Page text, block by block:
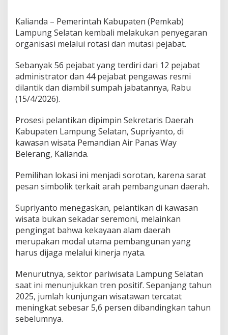
i
s
a
t
W
a
y
e
r
a
S
e
d
S
u
p
a
n
o
Kalianda – Pemerintah Kabupaten (Pemkab)
Lampung Selatan kembali melakukan penyegaran
organisasi melalui rotasi dan mutasi pejabat.
Sebanyak 56 pejabat yang terdiri dari 12 pejabat
administrator dan 44 pejabat pengawas resmi
dilantik dan diambil sumpah jabatannya, Rabu
(15/4/2026).
Prosesi pelantikan dipimpin Sekretaris Daerah
Kabupaten Lampung Selatan, Supriyanto, di
kawasan wisata Pemandian Air Panas Way
Belerang, Kalianda.
Pemilihan lokasi ini menjadi sorotan, karena sarat
pesan simbolik terkait arah pembangunan daerah.
Supriyanto menegaskan, pelantikan di kawasan
wisata bukan sekadar seremoni, melainkan
pengingat bahwa kekayaan alam daerah
merupakan modal utama pembangunan yang
harus dijaga melalui kinerja nyata.
Menurutnya, sektor pariwisata Lampung Selatan
saat ini menunjukkan tren positif. Sepanjang tahun
2025, jumlah kunjungan wisatawan tercatat
meningkat sebesar 5,6 persen dibandingkan tahun
sebelumnya.